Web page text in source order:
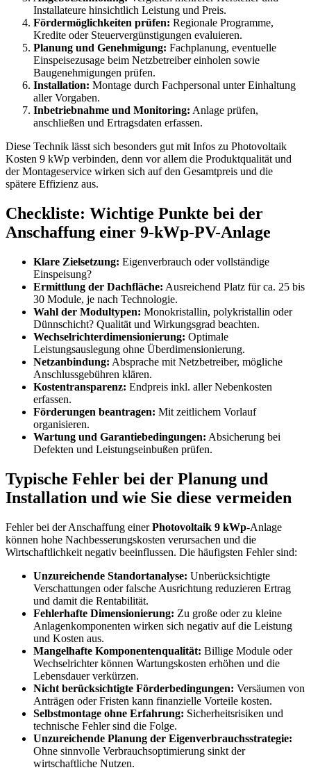
Installateure hinsichtlich Leistung und Preis.
Fördermöglichkeiten prüfen: Regionale Programme,
Kredite oder Steuervergünstigungen evaluieren.
Planung und Genehmigung: Fachplanung, eventuelle
Einspeisezusage beim Netzbetreiber einholen sowie
Baugenehmigungen prüfen.
Installation: Montage durch Fachpersonal unter Einhaltung
aller Vorgaben.
Inbetriebnahme und Monitoring: Anlage prüfen,
anschließen und Ertragsdaten erfassen.
Diese Technik lässt sich besonders gut mit Infos zu Photovoltaik
Kosten 9 kWp verbinden, denn vor allem die Produktqualität und
der Montageservice wirken sich auf den Gesamtpreis und die
spätere Effizienz aus.
Checkliste: Wichtige Punkte bei der
Anschaffung einer 9-kWp-PV-Anlage
Klare Zielsetzung: Eigenverbrauch oder vollständige
Einspeisung?
Ermittlung der Dachfläche: Ausreichend Platz für ca. 25 bis
30 Module, je nach Technologie.
Wahl der Modultypen: Monokristallin, polykristallin oder
Dünnschicht? Qualität und Wirkungsgrad beachten.
Wechselrichterdimensionierung: Optimale
Leistungsauslegung ohne Überdimensionierung.
Netzanbindung: Absprache mit Netzbetreiber, mögliche
Anschlussgebühren klären.
Kostentransparenz: Endpreis inkl. aller Nebenkosten
erfassen.
Förderungen beantragen: Mit zeitlichem Vorlauf
organisieren.
Wartung und Garantiebedingungen: Absicherung bei
Defekten und Leistungseinbußen prüfen.
Typische Fehler bei der Planung und
Installation und wie Sie diese vermeiden
Fehler bei der Anschaffung einerPhotovoltaik 9 kWp-Anlage
können hohe Nachbesserungskosten verursachen und die
Wirtschaftlichkeit negativ beeinflussen. Die häufigsten Fehler sind:
Unzureichende Standortanalyse: Unberücksichtigte
Verschattungen oder falsche Ausrichtung reduzieren Ertrag
und damit die Rentabilität.
Fehlerhafte Dimensionierung: Zu große oder zu kleine
Anlagenkomponenten wirken sich negativ auf die Leistung
und Kosten aus.
Mangelhafte Komponentenqualität: Billige Module oder
Wechselrichter können Wartungskosten erhöhen und die
Lebensdauer verkürzen.
Nicht berücksichtigte Förderbedingungen: Versäumen von
Anträgen oder Fristen kann finanzielle Vorteile kosten.
Selbstmontage ohne Erfahrung: Sicherheitsrisiken und
technische Fehler sind die Folge.
Unzureichende Planung der Eigenverbrauchsstrategie:
Ohne sinnvolle Verbrauchsoptimierung sinkt der
wirtschaftliche Nutzen.